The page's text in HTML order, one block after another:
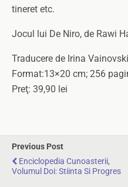
tineret etc.
Jocul lui De Niro, de Rawi
Traducere de Irina
Format:13×20 cm; 256
Preţ: 39,90 lei
Previous Post
Enciclopedia Cunoasterii,
Volumul Doi: Stiinta Si Progres